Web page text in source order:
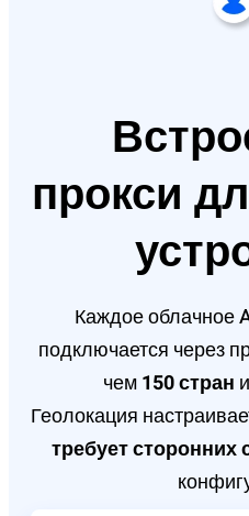
прокси
Каждое облачное
подключается через
чем150 стран и
Геолокация
требует сторонних